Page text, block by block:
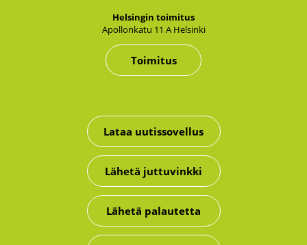
Hel­sin­gin toi­mi­tus
Apol­lon­ka­tu 11 A Hel­sin­ki
Toimitus
Lataa uutissovellus
Lähetä juttuvinkki
Lähetä palautetta